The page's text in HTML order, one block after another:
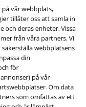
vår webbplats,
tillåter oss att samla in
och deras enheter. Vissa
från våra partners. Vi
webbplatsens
din
för
på vår
Om data
som omfattas av ett